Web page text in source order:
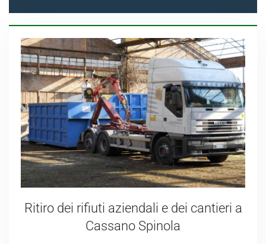
Ritiro dei rifiuti aziendali e dei cantieri a
Cassano Spinola